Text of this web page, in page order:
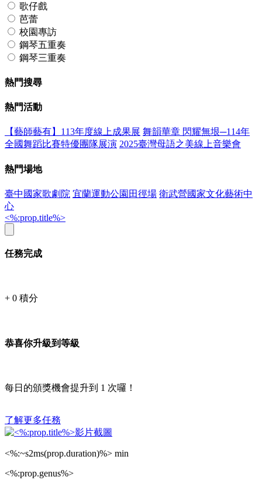
歌仔戲
芭蕾
校園專訪
鋼琴五重奏
鋼琴三重奏
熱門搜尋
熱門活動
【藝師藝有】113年度線上成果展 舞韻華章 閃耀無垠─114年
全國舞蹈比賽特優團隊展演 2025臺灣母語之美線上音樂會
熱門場地
臺中國家歌劇院 宜蘭運動公園田徑場 衛武營國家文化藝術中
心
<%:prop.title%>
任務完成
+ 0 積分
恭喜你升級到等級
每日的頒獎機會提升到 1 次囉！
了解更多任務
<%:~s2ms(prop.duration)%> min
<%:prop.genus%>